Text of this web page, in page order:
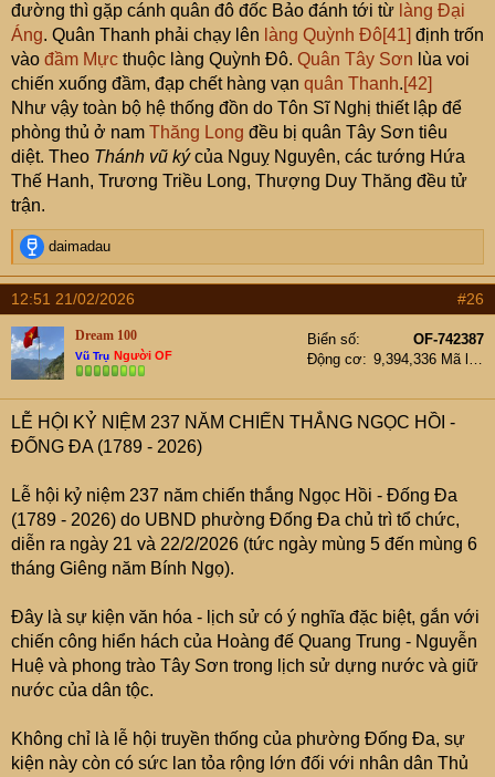
đường thì gặp cánh quân đô đốc Bảo đánh tới từ làng Đại
Áng. Quân Thanh phải chạy lên làng Quỳnh Đô[41] định trốn
vào đầm Mực thuộc làng Quỳnh Đô. Quân Tây Sơn lùa voi
chiến xuống đầm, đạp chết hàng vạn quân Thanh.[42]
Như vậy toàn bộ hệ thống đồn do Tôn Sĩ Nghị thiết lập để
phòng thủ ở nam Thăng Long đều bị quân Tây Sơn tiêu
diệt. Theo Thánh vũ kýcủa Nguỵ Nguyên, các tướng Hứa
Thế Hanh, Trương Triều Long, Thượng Duy Thăng đều tử
trận.
R
e
a
c
t
i
o
n
s
:
daimadau
12:51 21/02/2026 #26
Dream 100
Vũ Trụ Người OF
Biển số
OF-742387
Động cơ
9,394,336 Mã lực
LỄ HỘI KỶ NIỆM 237 NĂM CHIẾN THẮNG NGỌC HỒI -
ĐỐNG ĐA (1789 - 2026)
Lễ hội kỷ niệm 237 năm chiến thắng Ngọc Hồi - Đống Đa
(1789 - 2026) do UBND phường Đống Đa chủ trì tổ chức,
diễn ra ngày 21 và 22/2/2026 (tức ngày mùng 5 đến mùng 6
tháng Giêng năm Bính Ngọ).
Đây là sự kiện văn hóa - lịch sử có ý nghĩa đặc biệt, gắn với
chiến công hiển hách của Hoàng đế Quang Trung - Nguyễn
Huệ và phong trào Tây Sơn trong lịch sử dựng nước và giữ
nước của dân tộc.
Không chỉ là lễ hội truyền thống của phường Đống Đa, sự
kiện này còn có sức lan tỏa rộng lớn đối với nhân dân Thủ